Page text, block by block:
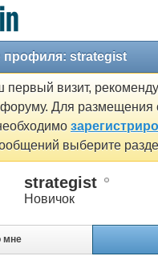
профиля: strategist
первый визит,
Для размещения
выберите
strategist
Новичок
мне